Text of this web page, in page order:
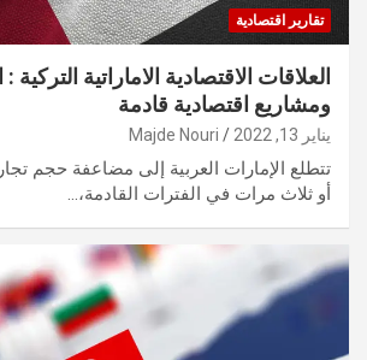
تقارير اقتصادية
العلاقات الاقتصادية الاماراتية
ومشاريع اقتصادية قادمة
يناير 13, 2022 Majde Nouri
تتطلع الإمارات العربية إلى مضاعفة حجم
أو ثلاث مرات في الفترات القادمة،…